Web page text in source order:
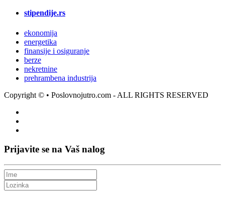
stipendije.rs
ekonomija
energetika
finansije i osiguranje
berze
nekretnine
prehrambena industrija
Copyright © • Poslovnojutro.com - ALL RIGHTS RESERVED
Prijavite se na Vaš nalog